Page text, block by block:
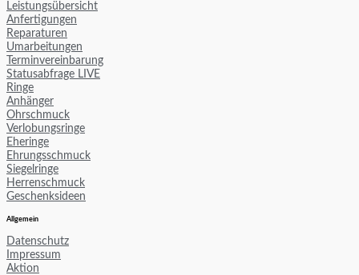
Leistungsübersicht
Anfertigungen
Reparaturen
Umarbeitungen
Terminvereinbarung
Statusabfrage LIVE
Ringe
Anhänger
Ohrschmuck
Verlobungsringe
Eheringe
Ehrungsschmuck
Siegelringe
Herrenschmuck
Geschenksideen
Allgemein
Datenschutz
Impressum
Aktion